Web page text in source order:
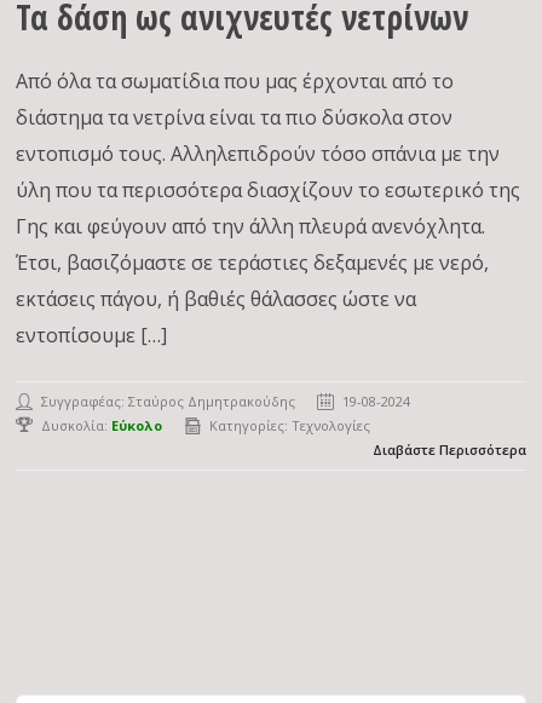
Τα δάση ως ανιχνευτές νετρίνων
Από όλα τα σωματίδια που μας έρχονται από το
διάστημα τα νετρίνα είναι τα πιο δύσκολα στον
εντοπισμό τους. Αλληλεπιδρούν τόσο σπάνια με την
ύλη που τα περισσότερα διασχίζουν το εσωτερικό της
Γης και φεύγουν από την άλλη πλευρά ανενόχλητα.
Έτσι, βασιζόμαστε σε τεράστιες δεξαμενές με νερό,
εκτάσεις πάγου, ή βαθιές θάλασσες ώστε να
εντοπίσουμε […]
Συγγραφέας:Σταύρος Δημητρακούδης
19-08-2024
Δυσκολία: Εύκολο Κατηγορίες:Τεχνολογίες
Διαβάστε Περισσότερα